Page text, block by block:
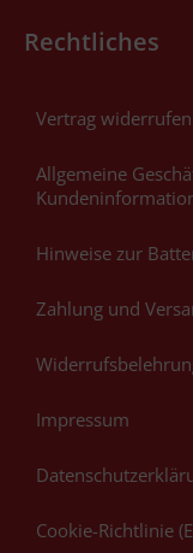
Rechtliches
Vertrag widerrufen
Allgemeine
Hinweise zur
Zahlung und
Impressum
Cookie-Richtlinie